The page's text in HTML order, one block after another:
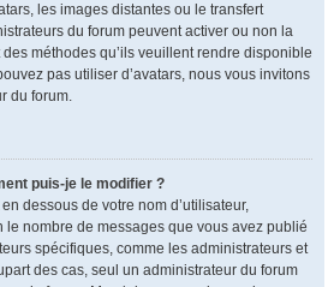
les images distantes ou le transfert
du forum peuvent activer ou non la
méthodes qu’ils veuillent rendre disponible
pas utiliser d’avatars, nous vous invitons
du forum.
puis-je le modifier ?
dessous de votre nom d’utilisateur,
le nombre de messages que vous avez publié
spécifiques, comme les administrateurs et
des cas, seul un administrateur du forum